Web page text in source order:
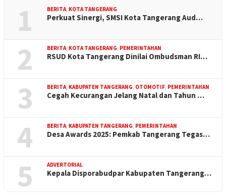
1 BERITA KOTA TANGERANG
Perkuat Sinergi, SMSI Kota Tangerang Aud…
2 BERITA KOTA TANGERANG PEMERINTAHAN
RSUD Kota Tangerang Dinilai Ombudsman RI…
3 BERITA KABUPATEN TANGERANG OTOMOTIF PEMERINTAHAN
Cegah Kecurangan Jelang Natal dan Tahun …
4 BERITA KABUPATEN TANGERANG PEMERINTAHAN
Desa Awards 2025: Pemkab Tangerang Tegas…
5 ADVERTORIAL
Kepala Disporabudpar Kabupaten Tangerang…